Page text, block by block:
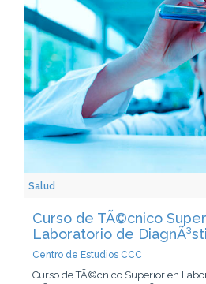
Salud
Curso de TÃ©cnico
Laboratorio de
Centro de Estudios CCC
Curso de TÃ©cnico Superior en